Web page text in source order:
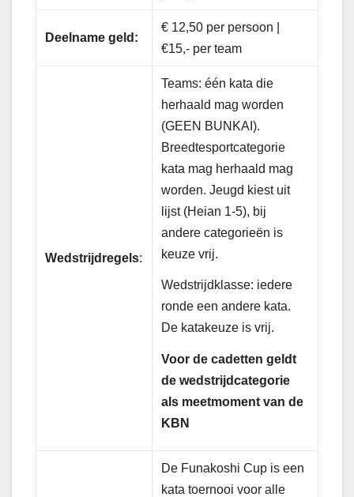
Deelname geld:
€ 12,50 per persoon |
€15,- per team
Wedstrijdregels:
Teams: één kata die
herhaald mag worden
(GEEN BUNKAI).
Breedtesportcategorie
kata mag herhaald mag
worden. Jeugd kiest uit
lijst (Heian 1-5), bij
andere categorieën is
keuze vrij.
Wedstrijdklasse: iedere
ronde een andere kata.
De katakeuze is vrij.
Voor de cadetten geldt
de wedstrijdcategorie
als meetmoment van de
KBN
De Funakoshi Cup is een
kata toernooi voor alle